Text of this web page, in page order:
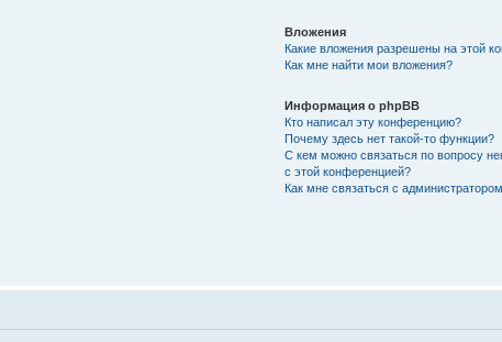
Вложения
Какие вложения разрешены на этой
Как мне найти мои вложения?
Информация о phpBB
Кто написал эту конференцию?
Почему здесь нет такой-то функции?
С кем можно связаться по вопросу
с этой конференцией?
Как мне связаться с